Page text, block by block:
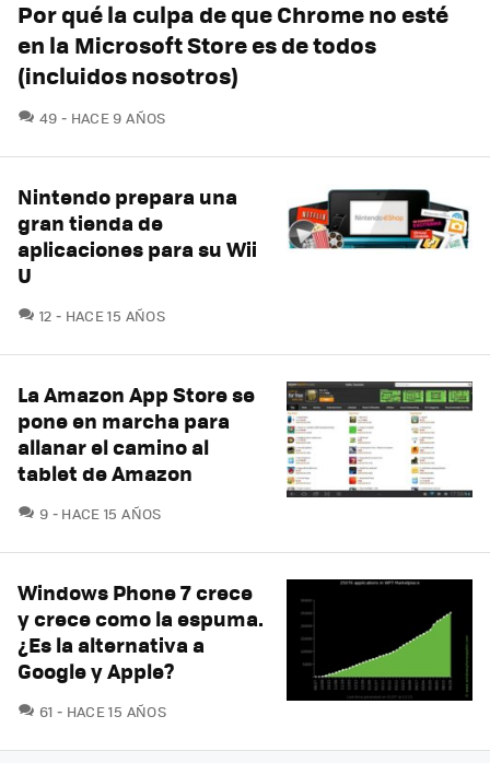
Por qué la culpa de que Chrome no esté
en la Microsoft Store es de todos
(incluidos nosotros)
49 COMENTARIOS
HACE 9 AÑOS
Nintendo prepara una
gran tienda de
aplicaciones para su Wii
U
12 COMENTARIOS
HACE 15 AÑOS
La Amazon App Store se
pone en marcha para
allanar el camino al
tablet de Amazon
9 COMENTARIOS
HACE 15 AÑOS
Windows Phone 7 crece
y crece como la espuma.
¿Es la alternativa a
Google y Apple?
61 COMENTARIOS
HACE 15 AÑOS